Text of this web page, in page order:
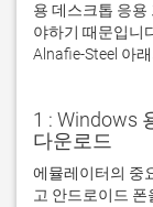
용 데스크톱 응
야하기 때문입니
Alnafie-Steel 아
1 : Windows
다운로드
에뮬레이터의 중
고 안드로이드